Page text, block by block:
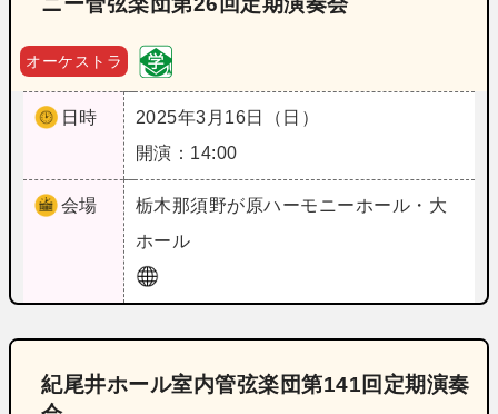
オーケストラ
日時
2025年3月16日（日）
開演：14:00
会場 栃木那須野が原ハーモニーホール・大
ホール
紀尾井ホール室内管弦楽団第141回定期演奏